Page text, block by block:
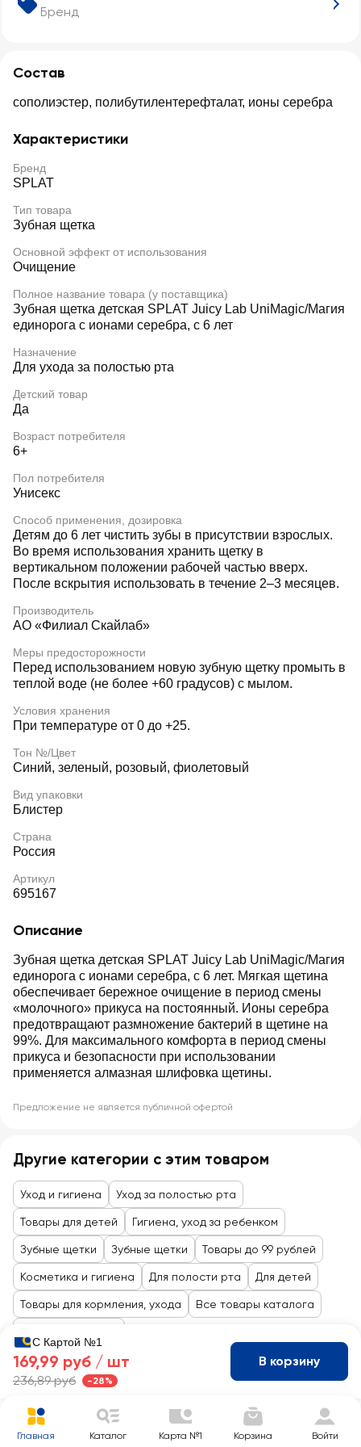
Бренд
Состав
сополиэстер, полибутилентерефталат, ионы серебра
Характеристики
Бренд
SPLAT
Тип товара
Зубная щетка
Основной эффект от использования
Очищение
Полное название товара (у поставщика)
Зубная щетка детская SPLAT Juicy Lab UniMagic/Магия
единорога с ионами серебра, с 6 лет
Назначение
Для ухода за полостью рта
Детский товар
Да
Возраст потребителя
6+
Пол потребителя
Унисекс
Способ применения, дозировка
Детям до 6 лет чистить зубы в присутствии взрослых.
Во время использования хранить щетку в
вертикальном положении рабочей частью вверх.
После вскрытия использовать в течение 2–3 месяцев.
Производитель
АО «Филиал Скайлаб»
Меры предосторожности
Перед использованием новую зубную щетку промыть в
теплой воде (не более +60 градусов) с мылом.
Условия хранения
При температуре от 0 до +25.
Тон №/Цвет
Синий, зеленый, розовый, фиолетовый
Вид упаковки
Блистер
Страна
Россия
Артикул
695167
Описание
Зубная щетка детская SPLAT Juicy Lab UniMagic/Магия
единорога с ионами серебра, с 6 лет. Мягкая щетина
обеспечивает бережное очищение в период смены
«молочного» прикуса на постоянный. Ионы серебра
предотвращают размножение бактерий в щетине на
99%. Для максимального комфорта в период смены
прикуса и безопасности при использовании
применяется алмазная шлифовка щетины.
Предложение не является публичной офертой
Другие категории с этим товаром
Уход и гигиена Уход за полостью рта
Товары для детей Гигиена, уход за ребенком
Зубные щетки Зубные щетки Товары до 99 рублей
Косметика и гигиена Для полости рта Для детей
Товары для кормления, ухода Все товары каталога
С Картой №1
169,99 руб / шт
236,89 руб -28%
В корзину
Главная Каталог Карта №1 Корзина Войти